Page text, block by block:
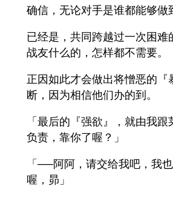
确信，无论对手是谁都能够做
已经是，共同跨越过一次困难
战友什么的，怎样都不需要。
正因如此才会做出将憎恶的『
断，因为相信他们办的到。
「最后的『强欲』，就由我
负责，靠你了喔？」
「──阿阿，请交给我吧，我
喔，昴」